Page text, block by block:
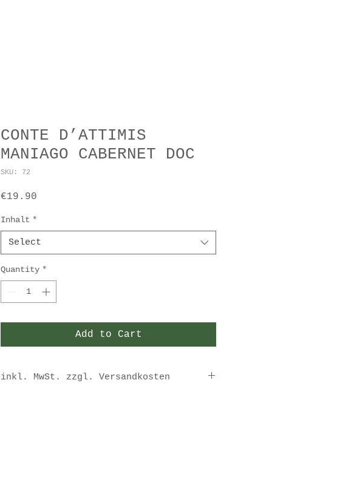
CONTE D’ATTIMIS
MANIAGO CABERNET DOC
SKU: 72
€19.90
Inhalt *
Select
Quantity *
Add to Cart
inkl. MwSt. zzgl. Versandkosten